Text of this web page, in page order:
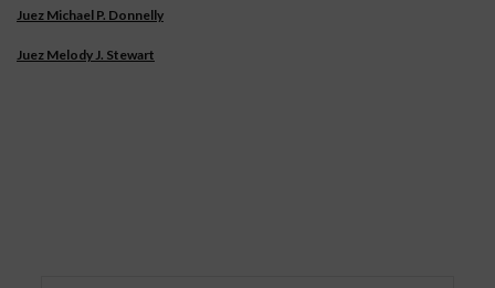
Juez Michael P. Donnelly
Juez Melody J. Stewart